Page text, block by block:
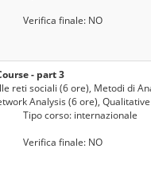
Verifica finale: NO
- part 3
delle reti sociali (6 ore), Metodi
Network Analysis (6 ore),
Tipo corso: internazionale
Verifica finale: NO